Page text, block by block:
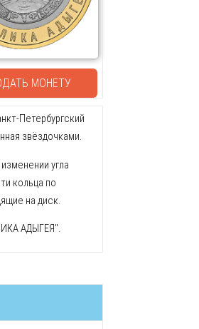
МОНЕТУ
Петербургский
звёздочками.
угла
кольца по
на диск.
АДЫГЕЯ".